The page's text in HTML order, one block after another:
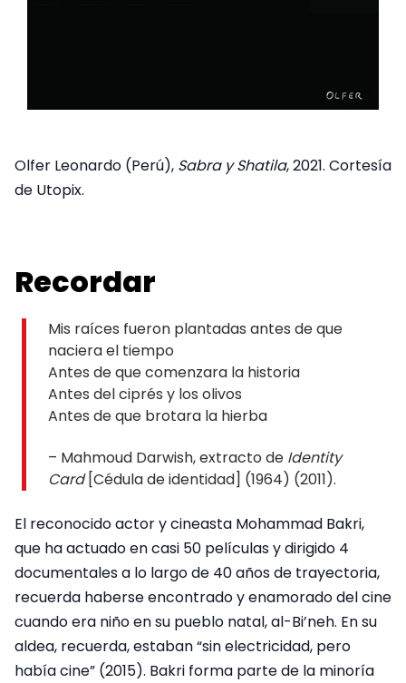
Olfer Leonardo (Perú), Sabra y Shatila, 2021. Cortesía
de Utopix.
Recordar
Mis raíces fueron plantadas antes de que
naciera el tiempo
Antes de que comenzara la historia
Antes del ciprés y los olivos
Antes de que brotara la hierba
– Mahmoud Darwish, extracto de Identity
Card[Cédula de identidad] (1964) (2011).
El reconocido actor y cineasta Mohammad Bakri,
que ha actuado en casi 50 películas y dirigido 4
documentales a lo largo de 40 años de trayectoria,
recuerda haberse encontrado y enamorado del cine
cuando era niño en su pueblo natal, al-Bi’neh. En su
aldea, recuerda, estaban “sin electricidad, pero
había cine” (2015). Bakri forma parte de la minoría